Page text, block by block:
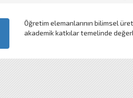
Öğretim elemanlarının bilimsel
akademik katkılar temelinde